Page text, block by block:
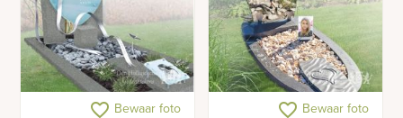
Glazen hart in
favorite_border Bewaar foto
Gedenkteken voor een
favorite_border Bewaar foto